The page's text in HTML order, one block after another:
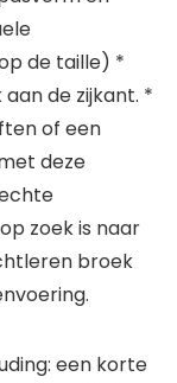
de taille) *
de zijkant. *
of een
deze
zoek is naar
broek
een korte